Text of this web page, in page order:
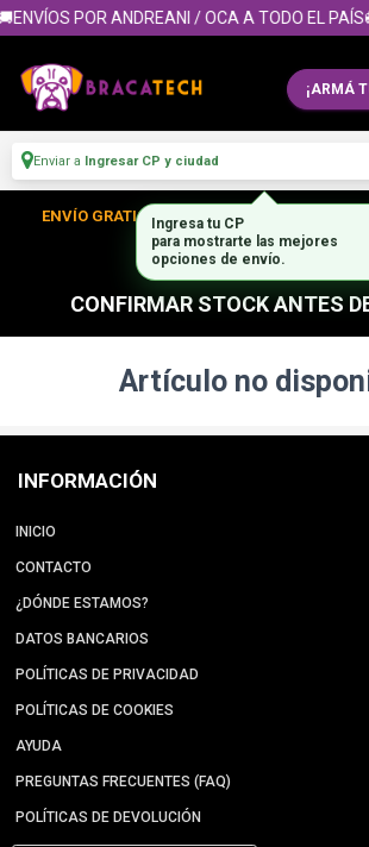
POR ANDREANI / OCA A TODO EL
¡ARMÁ
Enviar a Ingresar CP y ciudad
ENVÍO GRATIS DENTRO DE CABA EN TUS
A $300.000
CONFIRMAR STOCK ANTES
Artículo no
INFORMACIÓN
INICIO
CONTACTO
¿DÓNDE ESTAMOS?
DATOS BANCARIOS
POLÍTICAS DE PRIVACIDAD
POLÍTICAS DE COOKIES
AYUDA
PREGUNTAS FRECUENTES (FAQ)
POLÍTICAS DE DEVOLUCIÓN
Ingresa tu CP
para mostrarte las mejores
opciones de envío.